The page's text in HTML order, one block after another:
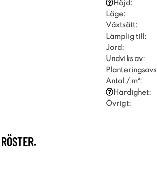
Höjd:
Läge:
Växtsätt:
Lämplig till:
Jord:
Undviks av:
Antal / m²:
Härdighet:
Övrigt: